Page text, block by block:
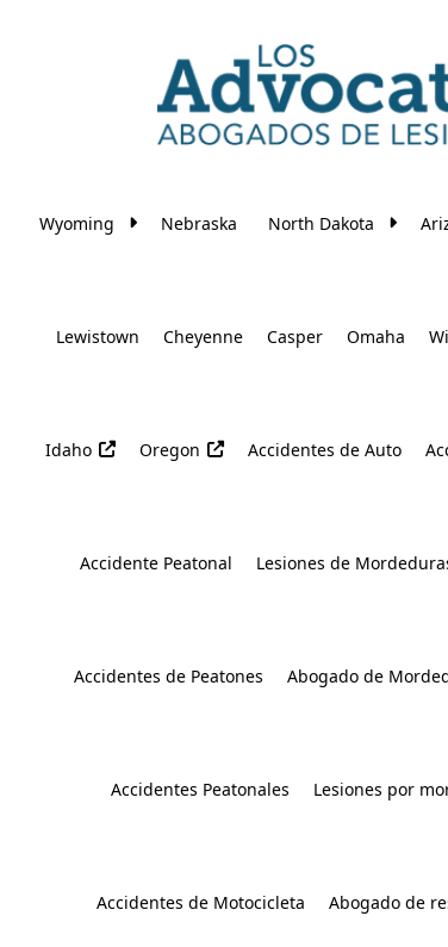
Wyoming Nebraska North Dakota
Lewistown Cheyenne Casper Omaha
Idaho Oregon Accidentes de Auto
Accidente Peatonal Lesiones de
Accidentes de Peatones Abogado de
Accidentes Peatonales Lesiones por
Accidentes de Motocicleta Abogado de